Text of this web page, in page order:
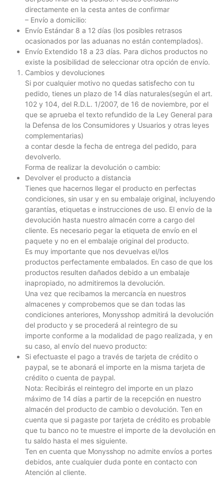
directamente en la cesta antes de confirmar
– Envío a domicilio:
Envío Estándar 8 a 12 días (los posibles retrasos
ocasionados por las aduanas no están contemplados).
Envío Extendido 18 a 23 días. Para dichos productos no
existe la posibilidad de seleccionar otra opción de envío.
Cambios y devoluciones
Si por cualquier motivo no quedas satisfecho con tu
pedido, tienes un plazo de 14 días naturales(según el art.
102 y 104, del R.D.L. 1/2007, de 16 de noviembre, por el
que se aprueba el texto refundido de la Ley General para
la Defensa de los Consumidores y Usuarios y otras leyes
complementarias)
a contar desde la fecha de entrega del pedido, para
devolverlo.
Forma de realizar la devolución o cambio:
Devolver el producto a distancia
Tienes que hacernos llegar el producto en perfectas
condiciones, sin usar y en su embalaje original, incluyendo
garantías, etiquetas e instrucciones de uso. El envío de la
devolución hasta nuestro almacén corre a cargo del
cliente. Es necesario pegar la etiqueta de envío en el
paquete y no en el embalaje original del producto.
Es muy importante que nos devuelvas el/los
productos perfectamente embalados. En caso de que los
productos resulten dañados debido a un embalaje
inapropiado, no admitiremos la devolución.
Una vez que recibamos la mercancía en nuestros
almacenes y comprobemos que se dan todas las
condiciones anteriores, Monysshop admitirá la devolución
del producto y se procederá al reintegro de su
importe conforme a la modalidad de pago realizada, y en
su caso, al envío del nuevo producto:
Si efectuaste el pago a través de tarjeta de crédito o
paypal, se te abonará el importe en la misma tarjeta de
crédito o cuenta de paypal.
Nota: Recibirás el reintegro del importe en un plazo
máximo de 14 días a partir de la recepción en nuestro
almacén del producto de cambio o devolución. Ten en
cuenta que si pagaste por tarjeta de crédito es probable
que tu banco no te muestre el importe de la devolución en
tu saldo hasta el mes siguiente.
Ten en cuenta que Monysshop no admite envíos a portes
debidos, ante cualquier duda ponte en contacto con
Atención al cliente.